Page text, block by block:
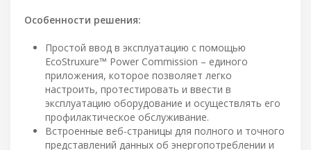
Особенности решения:
Простой ввод в эксплуатацию с помощью
EcoStruxure™ Power Commission – единого
приложения, которое позволяет легко
настроить, протестировать и ввести в
эксплуатацию оборудование и осуществлять его
профилактическое обслуживание.
Встроенные веб-страницы для полного и точного
представлений данных об энергопотреблении и